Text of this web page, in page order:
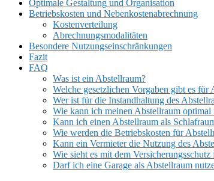
Optimale Gestaltung und Organisation
Betriebskosten und Nebenkostenabrechnung
Kostenverteilung
Abrechnungsmodalitäten
Besondere Nutzungseinschränkungen
Fazit
FAQ
Was ist ein Abstellraum?
Welche gesetzlichen Vorgaben gibt es für
Wer ist für die Instandhaltung des
Wie kann ich meinen Abstellraum optimal
Kann ich einen Abstellraum als
Wie werden die Betriebskosten für
Kann ein Vermieter die Nutzung des
Wie sieht es mit dem
Darf ich eine Garage als Abstellraum